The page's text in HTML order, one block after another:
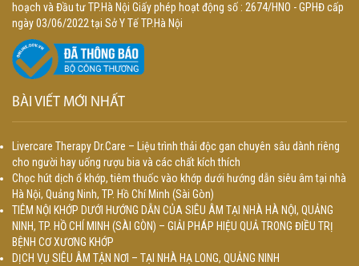
hoạch và Đầu tư TP.Hà Nội Giấy phép hoạt động số : 2674/HNO - GPHĐ cấp
ngày 03/06/2022 tại Sở Y Tế TP.Hà Nội
BÀI VIẾT MỚI NHẤT
Livercare Therapy Dr.Care – Liệu trình thải độc gan chuyên sâu dành riêng
cho người hay uống rượu bia và các chất kích thích
Chọc hút dịch ổ khớp, tiêm thuốc vào khớp dưới hướng dẫn siêu âm tại nhà
Hà Nội, Quảng Ninh, TP. Hồ Chí Minh (Sài Gòn)
TIÊM NỘI KHỚP DƯỚI HƯỚNG DẪN CỦA SIÊU ÂM TẠI NHÀ HÀ NỘI, QUẢNG
NINH, TP. HỒ CHÍ MINH (SÀI GÒN) – GIẢI PHÁP HIỆU QUẢ TRONG ĐIỀU TRỊ
BỆNH CƠ XƯƠNG KHỚP
DỊCH VỤ SIÊU ÂM TẬN NƠI – TẠI NHÀ HẠ LONG, QUẢNG NINH